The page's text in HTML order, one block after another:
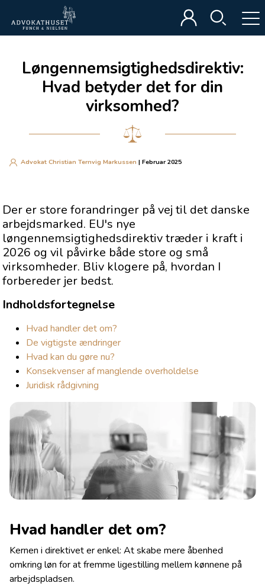
Løngennemsigtighedsdirektiv:
Hvad betyder det for din
virksomhed?
Advokat Christian Ternvig Markussen | Februar 2025
Der er store forandringer på vej til det danske
arbejdsmarked. EU's nye
løngennemsigtighedsdirektiv træder i kraft i
2026 og vil påvirke både store og små
virksomheder. Bliv klogere på, hvordan I
forbereder jer bedst.
Indholdsfortegnelse
Hvad handler det om?
De vigtigste ændringer
Hvad kan du gøre nu?
Konsekvenser af manglende overholdelse
Juridisk rådgivning
Hvad handler det om?
Kernen i direktivet er enkel: At skabe mere åbenhed
omkring løn for at fremme ligestilling mellem kønnene på
arbejdspladsen.